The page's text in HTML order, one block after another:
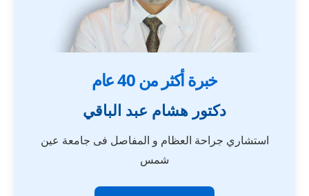
خبرة أكثر من 40 عام
دكتور هشام عبد الباقي
استشاري جراحة العظام و المفاصل فى جامعة عين
شمس